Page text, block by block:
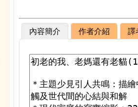
內容簡介 作者介紹 譯